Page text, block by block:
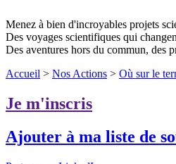
Menez à bien d'incroyables projets
Des voyages scientifiques qui
Des aventures hors du commun, des
Accueil > Nos Actions > Où sur le
Je m'inscris
Ajouter à ma liste de